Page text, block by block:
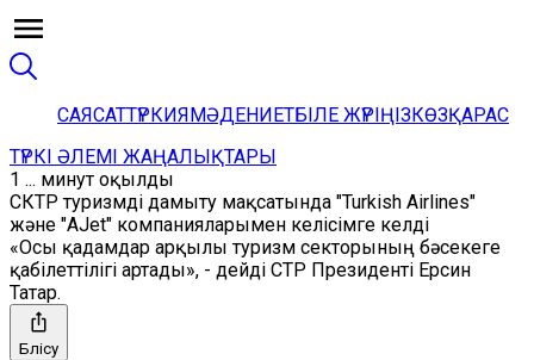
САЯСАТТҮРКИЯМӘДЕНИЕТБІЛЕ ЖҮРІҢІЗКӨЗҚАРАС
ТҮРКІ ӘЛЕМІ ЖАҢАЛЫҚТАРЫ
1 ... минут оқылды
СКТР туризмді дамыту мақсатында "Turkish Airlines"
және "AJet" компанияларымен келісімге келді
«Осы қадамдар арқылы туризм секторының бәсекеге
қабілеттілігі артады», - дейді СТР Президенті Ерсин
Татар.
Бөлісу